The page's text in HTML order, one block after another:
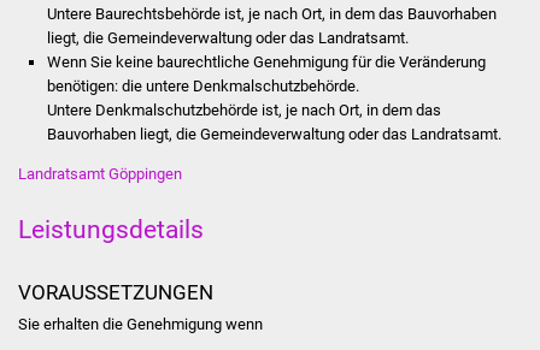
Schulentwicklung Bizet
Sanierung Hallenbad
Sanierung Bizethalle
Untere Baurechtsbehörde ist, je nach Ort, in dem das Bauvorhaben
liegt, die Gemeindeverwaltung oder das Landratsamt.
Wenn Sie keine baurechtliche Genehmigung für die Veränderung
benötigen: die untere Denkmalschutzbehörde.
Untere Denkmalschutzbehörde ist, je nach Ort, in dem das
Bauvorhaben liegt, die Gemeindeverwaltung oder das Landratsamt.
Landratsamt Göppingen
Leistungsdetails
VORAUSSETZUNGEN
Sie erhalten die Genehmigung wenn